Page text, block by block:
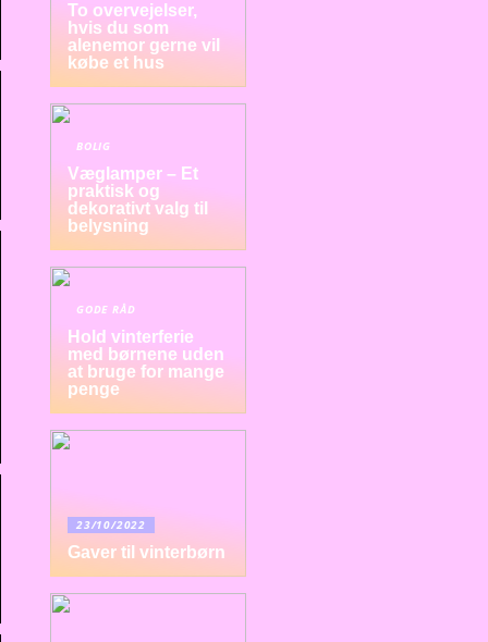
To overvejelser,
hvis du som
alenemor gerne vil
købe et hus
BOLIG
Væglamper – Et
praktisk og
dekorativt valg til
belysning
GODE RÅD
Hold vinterferie
med børnene uden
at bruge for mange
penge
23/10/2022
Gaver til vinterbørn